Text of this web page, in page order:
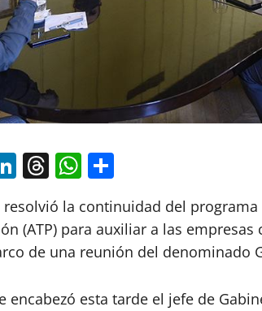
LinkedIn
Threads
WhatsApp
la continuidad del programa
(ATP) para auxiliar a las
de una reunión del denominado
encabezó esta tarde el jefe de